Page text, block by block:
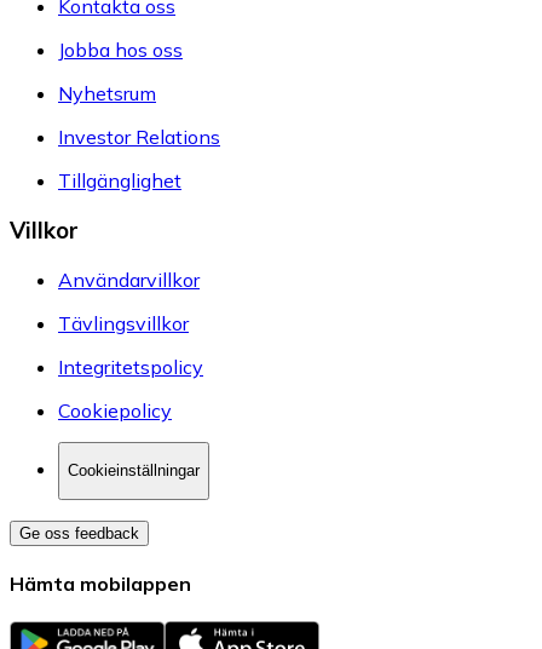
Kontakta oss
Jobba hos oss
Nyhetsrum
Investor Relations
Tillgänglighet
Villkor
Användarvillkor
Tävlingsvillkor
Integritetspolicy
Cookiepolicy
Cookieinställningar
Ge oss feedback
Hämta mobilappen